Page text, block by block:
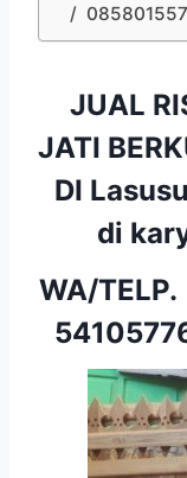
/
JUAL
JATI
DI
di
WA/TELP.